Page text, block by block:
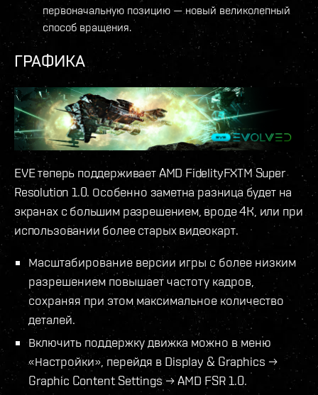
первоначальную позицию — новый великолепный
способ вращения.
ГРАФИКА
EVE теперь поддерживает AMD FidelityFXTM Super
Resolution 1.0. Особенно заметна разница будет на
экранах с большим разрешением, вроде 4K, или при
использовании более старых видеокарт.
Масштабирование версии игры с более низким
разрешением повышает частоту кадров,
сохраняя при этом максимальное количество
деталей.
Включить поддержку движка можно в меню
«Настройки», перейдя в Display & Graphics →
Graphic Content Settings → AMD FSR 1.0.